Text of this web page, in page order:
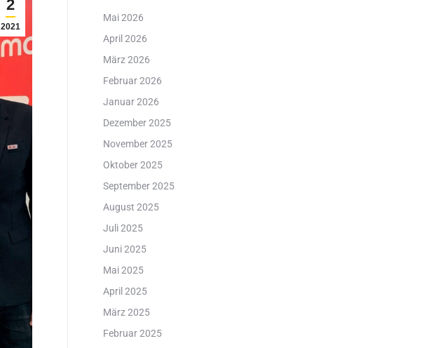
2
2021
Mai 2026
April 2026
März 2026
Februar 2026
Januar 2026
Dezember 2025
November 2025
Oktober 2025
September 2025
August 2025
Juli 2025
Juni 2025
Mai 2025
April 2025
März 2025
Februar 2025